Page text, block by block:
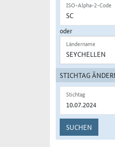
ISO-Alpha-2-Code
oder
Ländername
STICHTAG
Stichtag
SUCHEN